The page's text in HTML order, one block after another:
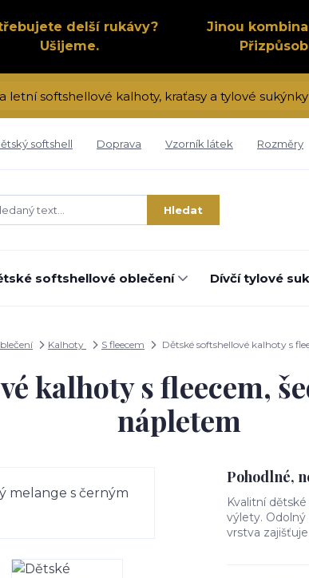
delší rukávy?
Ušijeme.
Jinou
letní softshellové kalhoty, kraťasy a tylové
softshell Doprava Vzorník látek Rozměry
Hledat
softshellové oblečení Dívčí tylové
Kalhoty S fleecem Dětské softshellové kalhoty s
kalhoty s fleecem,
nápletem
Pohodlné,
Kvalitní
výlety.
vrstva